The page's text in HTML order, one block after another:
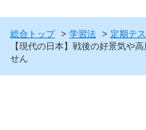
総合トップ 学習法 定期テ
【現代の日本】戦後の好景気や
せん